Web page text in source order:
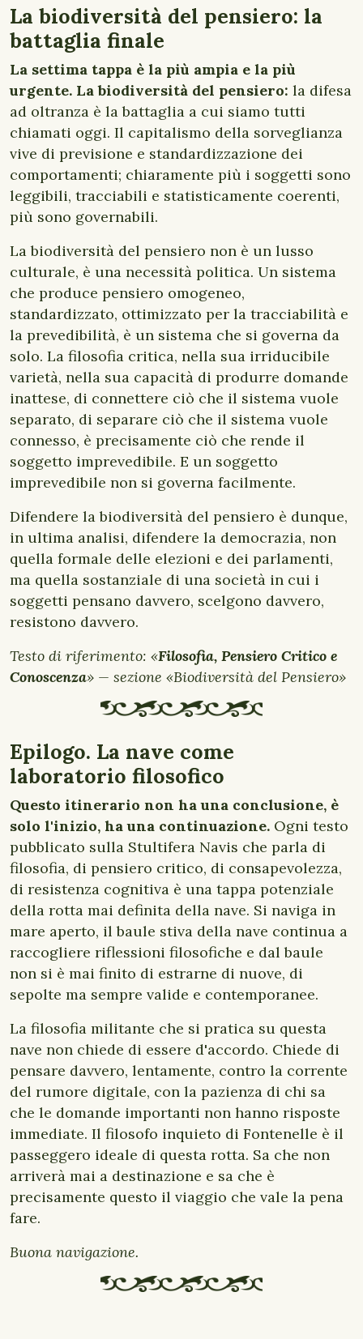
La biodiversità del pensiero: la
battaglia finale
La settima tappa è la più ampia e la più
urgente. La biodiversità del pensiero: la difesa
ad oltranza è la battaglia a cui siamo tutti
chiamati oggi. Il capitalismo della sorveglianza
vive di previsione e standardizzazione dei
comportamenti; chiaramente più i soggetti sono
leggibili, tracciabili e statisticamente coerenti,
più sono governabili.
La biodiversità del pensiero non è un lusso
culturale, è una necessità politica. Un sistema
che produce pensiero omogeneo,
standardizzato, ottimizzato per la tracciabilità e
la prevedibilità, è un sistema che si governa da
solo. La filosofia critica, nella sua irriducibile
varietà, nella sua capacità di produrre domande
inattese, di connettere ciò che il sistema vuole
separato, di separare ciò che il sistema vuole
connesso, è precisamente ciò che rende il
soggetto imprevedibile. E un soggetto
imprevedibile non si governa facilmente.
Difendere la biodiversità del pensiero è dunque,
in ultima analisi, difendere la democrazia, non
quella formale delle elezioni e dei parlamenti,
ma quella sostanziale di una società in cui i
soggetti pensano davvero, scelgono davvero,
resistono davvero.
Testo di riferimento: «Filosofia, Pensiero Critico e
Conoscenza» — sezione «Biodiversità del Pensiero»
Epilogo. La nave come
laboratorio filosofico
Questo itinerario non ha una conclusione, è
solo l'inizio, ha una continuazione. Ogni testo
pubblicato sulla Stultifera Navis che parla di
filosofia, di pensiero critico, di consapevolezza,
di resistenza cognitiva è una tappa potenziale
della rotta mai definita della nave. Si naviga in
mare aperto, il baule stiva della nave continua a
raccogliere riflessioni filosofiche e dal baule
non si è mai finito di estrarne di nuove, di
sepolte ma sempre valide e contemporanee.
La filosofia militante che si pratica su questa
nave non chiede di essere d'accordo. Chiede di
pensare davvero, lentamente, contro la corrente
del rumore digitale, con la pazienza di chi sa
che le domande importanti non hanno risposte
immediate. Il filosofo inquieto di Fontenelle è il
passeggero ideale di questa rotta. Sa che non
arriverà mai a destinazione e sa che è
precisamente questo il viaggio che vale la pena
fare.
Buona navigazione.